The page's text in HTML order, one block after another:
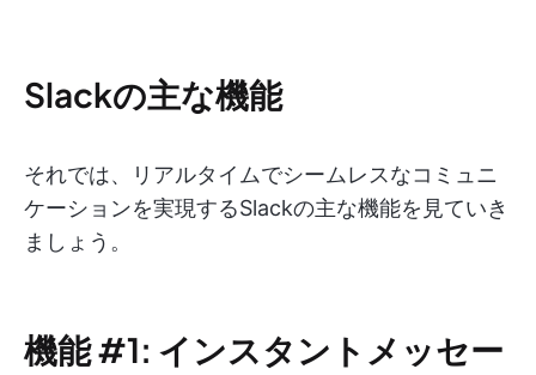
Slackの主な機能
それでは、リアルタイムでシームレスなコミュニ
ケーションを実現するSlackの主な機能を見ていき
ましょう。
機能 #1: インスタントメッセー